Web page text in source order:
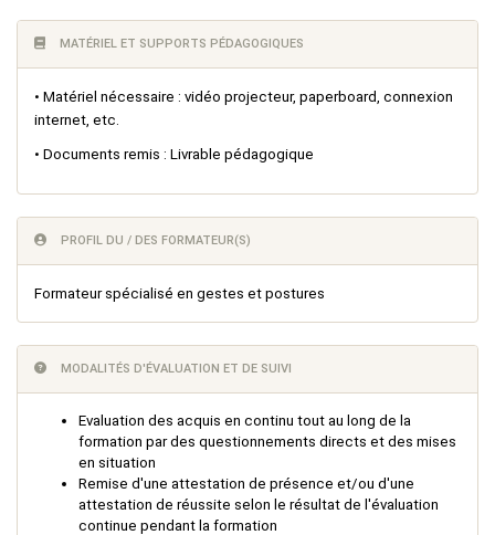
MATÉRIEL ET SUPPORTS PÉDAGOGIQUES
• Matériel nécessaire : vidéo projecteur, paperboard, connexion
internet, etc.
• Documents remis : Livrable pédagogique
PROFIL DU / DES FORMATEUR(S)
Formateur spécialisé en gestes et postures
MODALITÉS D'ÉVALUATION ET DE SUIVI
Evaluation des acquis en continu tout au long de la
formation par des questionnements directs et des mises
en situation
Remise d'une attestation de présence et/ou d'une
attestation de réussite selon le résultat de l'évaluation
continue pendant la formation